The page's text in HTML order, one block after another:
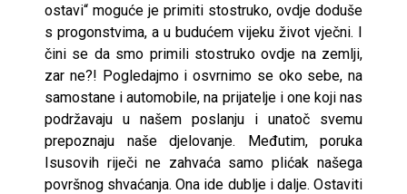
ostavi“ moguće je primiti stostruko, ovdje doduše
s progonstvima, a u budućem vijeku život vječni. I
čini se da smo primili stostruko ovdje na zemlji,
zar ne?! Pogledajmo i osvrnimo se oko sebe, na
samostane i automobile, na prijatelje i one koji nas
podržavaju u našem poslanju i unatoč svemu
prepoznaju naše djelovanje. Međutim, poruka
Isusovih riječi ne zahvaća samo plićak našega
površnog shvaćanja. Ona ide dublje i dalje. Ostaviti